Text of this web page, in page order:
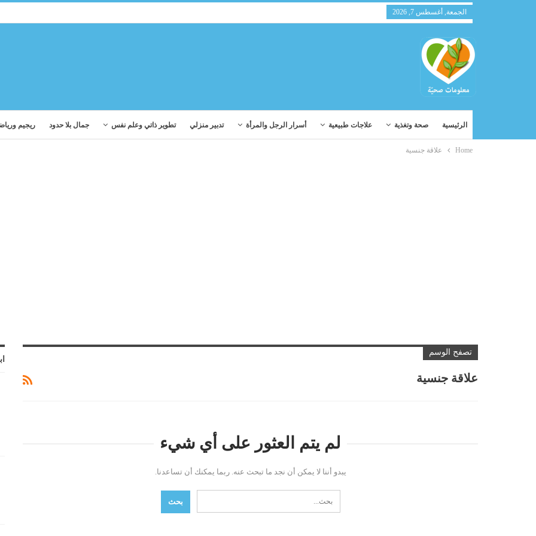
الجمعة, أغسطس 7, 2026
الرئيسية صحة وتغذية علاجات طبيعية أسرار الرجل والمرأة تدبير منزلي تطوير ذاتي وعلم نفس جمال بلا حدود ريجيم
Home علاقة جنسية
تصفح الوسم
علاقة جنسية
لم يتم العثور على أي شيء
يبدو أننا لا يمكن أن نجد ما تبحث عنه. ربما يمكنك أن تساعدنا.